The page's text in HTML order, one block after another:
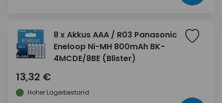
8 x Akkus AAA / R03 Panasonic
Eneloop Ni-MH 800mAh BK-
4MCDE/8BE (Blister)
13,32 €
Hoher Lagerbestand